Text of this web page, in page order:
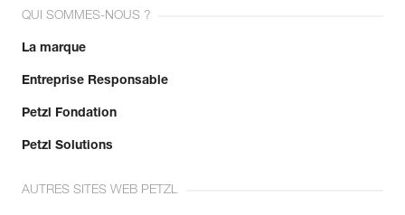
QUI SOMMES-NOUS ?
La marque
Entreprise Responsable
Petzl Fondation
Petzl Solutions
AUTRES SITES WEB PETZL